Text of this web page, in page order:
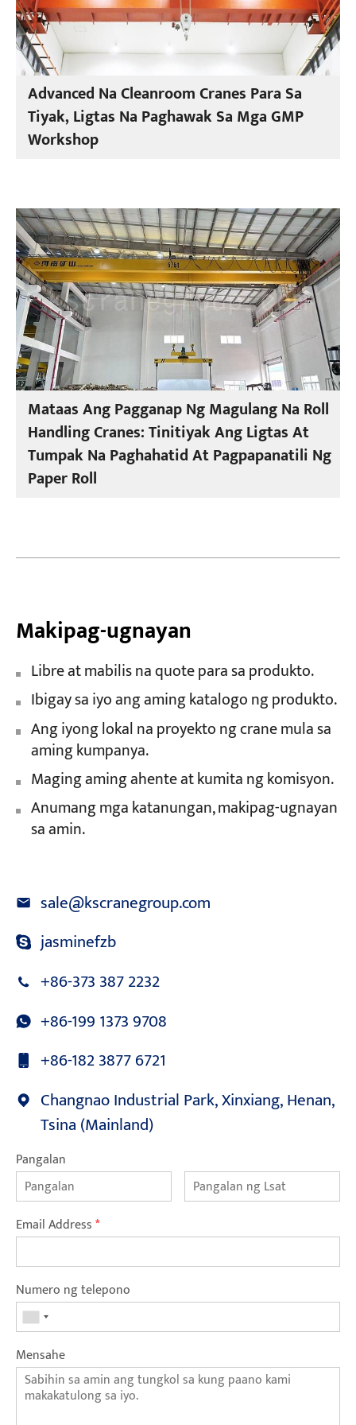
Advanced Na Cleanroom Cranes Para Sa
Tiyak, Ligtas Na Paghawak Sa Mga GMP
Workshop
Mataas Ang Pagganap Ng Magulang Na Roll
Handling Cranes: Tinitiyak Ang Ligtas At
Tumpak Na Paghahatid At Pagpapanatili Ng
Paper Roll
Makipag-ugnayan
Libre at mabilis na quote para sa produkto.
Ibigay sa iyo ang aming katalogo ng produkto.
Ang iyong lokal na proyekto ng crane mula sa
aming kumpanya.
Maging aming ahente at kumita ng komisyon.
Anumang mga katanungan, makipag-ugnayan
sa amin.
sale@kscranegroup.com
jasminefzb
+86-373 387 2232
+86-199 1373 9708
+86-182 3877 6721
Changnao Industrial Park, Xinxiang, Henan,
Tsina (Mainland)
Pangalan
Email Address*
Numero ng telepono
Mensahe